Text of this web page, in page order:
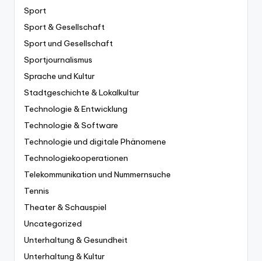
Sport
Sport & Gesellschaft
Sport und Gesellschaft
Sportjournalismus
Sprache und Kultur
Stadtgeschichte & Lokalkultur
Technologie & Entwicklung
Technologie & Software
Technologie und digitale Phänomene
Technologiekooperationen
Telekommunikation und Nummernsuche
Tennis
Theater & Schauspiel
Uncategorized
Unterhaltung & Gesundheit
Unterhaltung & Kultur